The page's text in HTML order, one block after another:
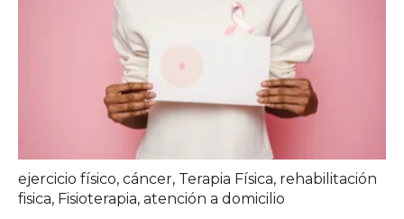
ejercicio físico, cáncer, Terapia Física, rehabilitación
fisica, Fisioterapia, atención a domicilio